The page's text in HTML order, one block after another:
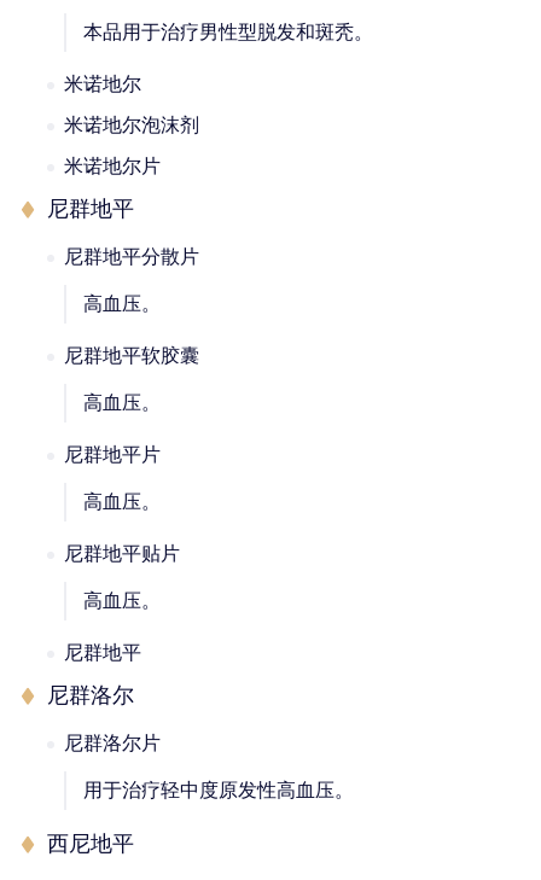
本品用于治疗男性型脱发和斑秃。
米诺地尔
米诺地尔泡沫剂
米诺地尔片
尼群地平
尼群地平分散片
高血压。
尼群地平软胶囊
高血压。
尼群地平片
高血压。
尼群地平贴片
高血压。
尼群地平
尼群洛尔
尼群洛尔片
用于治疗轻中度原发性高血压。
西尼地平